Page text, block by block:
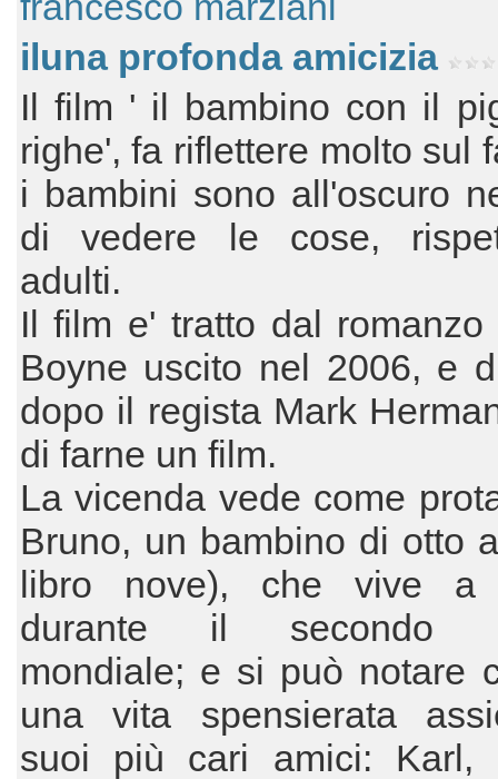
iluna profonda amicizia
Il film ' il bambino con il
righe', fa riflettere molto sul
i bambini sono all'oscuro
di vedere le cose,
adulti.
Il film e' tratto dal
Boyne uscito nel 2006, e
dopo il regista Mark
di farne un film.
La vicenda vede come
Bruno, un bambino di otto
libro nove), che vive a
durante il secondo
mondiale; e si può notare
una vita spensierata
suoi più cari amici: Karl,